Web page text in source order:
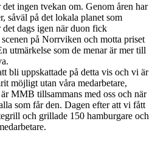
ingen tvekan om. Genom åren har
såväl på det lokala planet som
dags igen när duon fick
på Norrviken och motta priset
utmärkelse som de menar är mer till
bli uppskattade på detta vis och vi är
möjligt utan våra medarbetare,
MMB tillsammans med oss och när
som får den. Dagen efter att vi fått
och grillade 150 hamburgare och